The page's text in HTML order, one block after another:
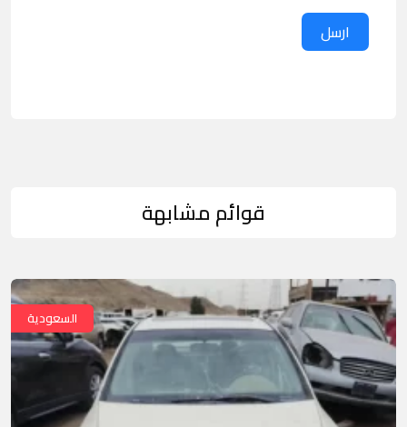
ارسل
قوائم مشابهة
السعودية